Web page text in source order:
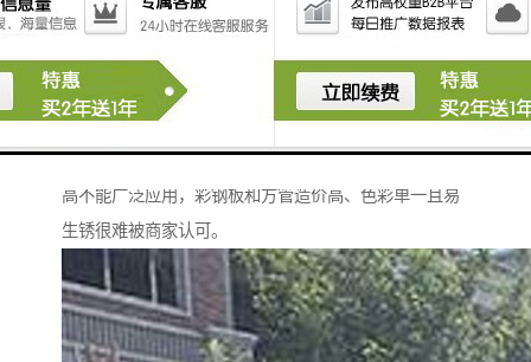
近30多种色彩供您选择，常用颜色一般在10种以内，色
彩可以定制因采用漆高温喷涂，所以色彩持久性和饱和
度比一般材料延长5倍以上。
(2)、因性价比高，将成流行趋势。
喷绘牌匾易老化，已被淘汰，铝塑板、工期长、造价太
高不能广泛应用，彩钢板和方管造价高、色彩单一且易
生锈很难被商家认可。